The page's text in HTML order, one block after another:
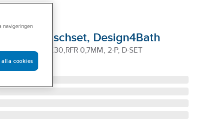
för duschset, Design4Bath
Ø25 M4X30,RFR 0,7MM, 2-P, D-SET
navigeringen
alla cookies